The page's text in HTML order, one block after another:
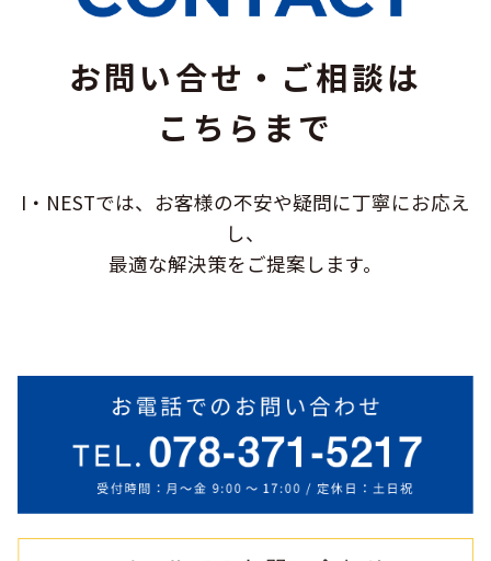
お問い合せ・ご相談は
こちらまで
I・NESTでは、お客様の不安や疑問に丁寧にお応え
し、
最適な解決策をご提案します。